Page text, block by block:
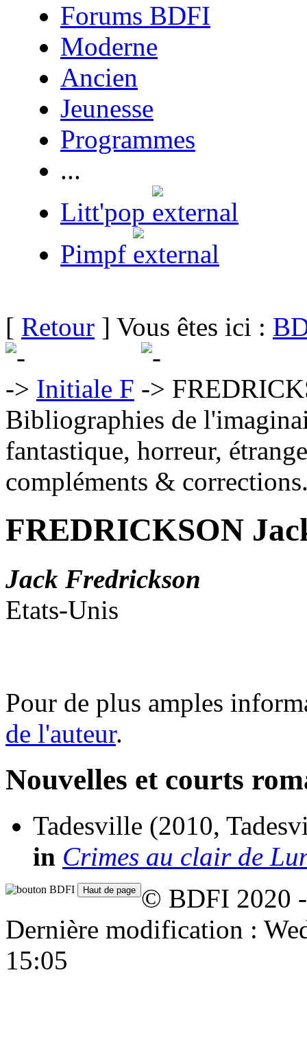
Forums BDFI
Moderne
Ancien
Jeunesse
Programmes
...
Litt'pop
Pimpf
[ Retour ] Vous êtes ici :
Initiale F
Bibliographies de
fantastique, horreur,
compléments &
FREDRICKSON
Jack Fredrickson
Etats-Unis
Pour de plus amples
de l'auteur.
Nouvelles et courts
Tadesville (2010,
in Crimes au clair de
© BDFI 2020
Dernière modification :
15:05